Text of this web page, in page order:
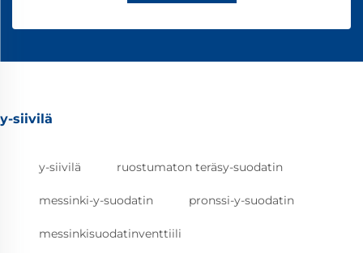
y-siivilä
y-siivilä ruostumaton teräsy-suodatin
messinki-y-suodatin pronssi-y-suodatin
messinkisuodatinventtiili